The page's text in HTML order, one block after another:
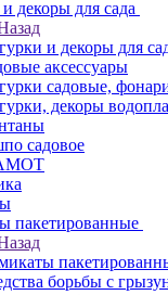
декоры для сада
и декоры для
аксессуары
садовые,
декоры
садовое
пакетированные
борьбы с